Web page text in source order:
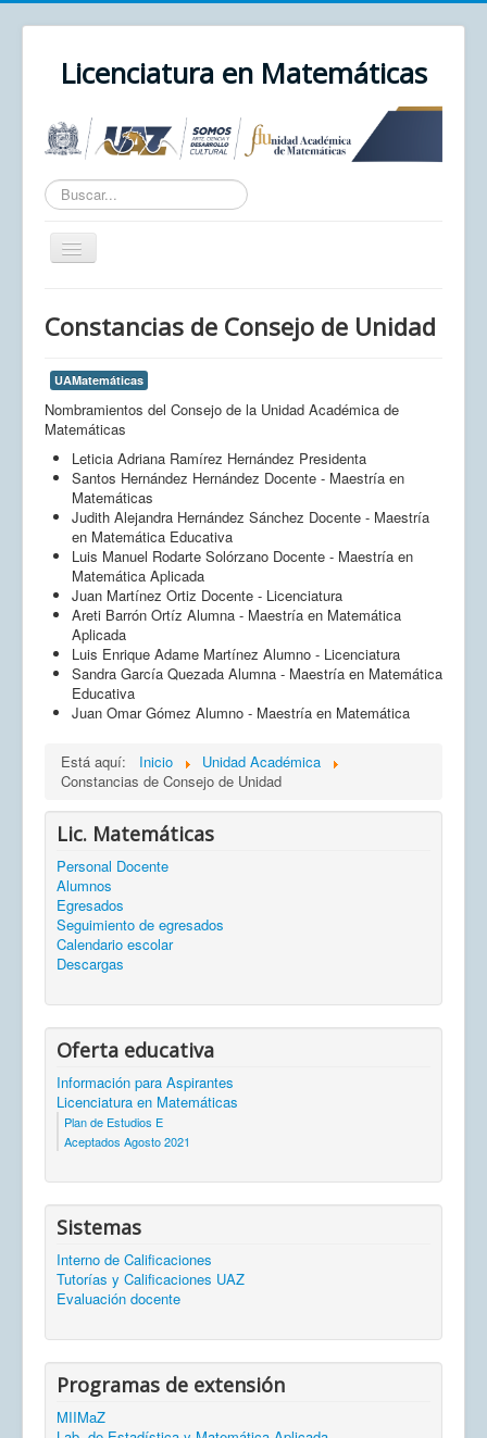
Licenciatura en Matemáticas
Texto
a
buscar...
Cambiar
navegación
Unidad Académica
UAZ
Cursos
Correo
Constancias de Consejo de Unidad
UAMatemáticas
Nombramientos del Consejo de la Unidad Académica de
Matemáticas
Leticia Adriana Ramírez Hernández Presidenta
Santos Hernández Hernández Docente - Maestría en
Matemáticas
Judith Alejandra Hernández Sánchez Docente - Maestría
en Matemática Educativa
Luis Manuel Rodarte Solórzano Docente - Maestría en
Matemática Aplicada
Juan Martínez Ortiz Docente - Licenciatura
Areti Barrón Ortíz Alumna - Maestría en Matemática
Aplicada
Luis Enrique Adame Martínez Alumno - Licenciatura
Sandra García Quezada Alumna - Maestría en Matemática
Educativa
Juan Omar Gómez Alumno - Maestría en Matemática
Está aquí: Inicio
Unidad Académica
Constancias de Consejo de Unidad
Lic. Matemáticas
Personal Docente
Alumnos
Egresados
Seguimiento de egresados
Calendario escolar
Descargas
Oferta educativa
Información para Aspirantes
Licenciatura en Matemáticas
Plan de Estudios E
Aceptados Agosto 2021
Sistemas
Interno de Calificaciones
Tutorías y Calificaciones UAZ
Evaluación docente
Programas de extensión
MIIMaZ